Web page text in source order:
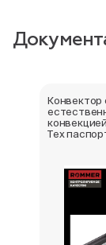
Конвектор
Тех